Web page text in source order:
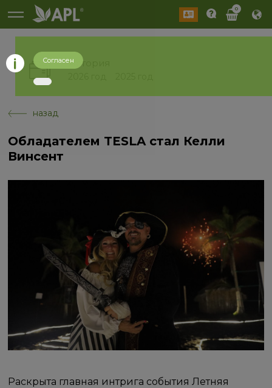
0
История
назад
Обладателем TESLA стал Келли
Винсент
Раскрыта главная интрига события Летняя
Согласен